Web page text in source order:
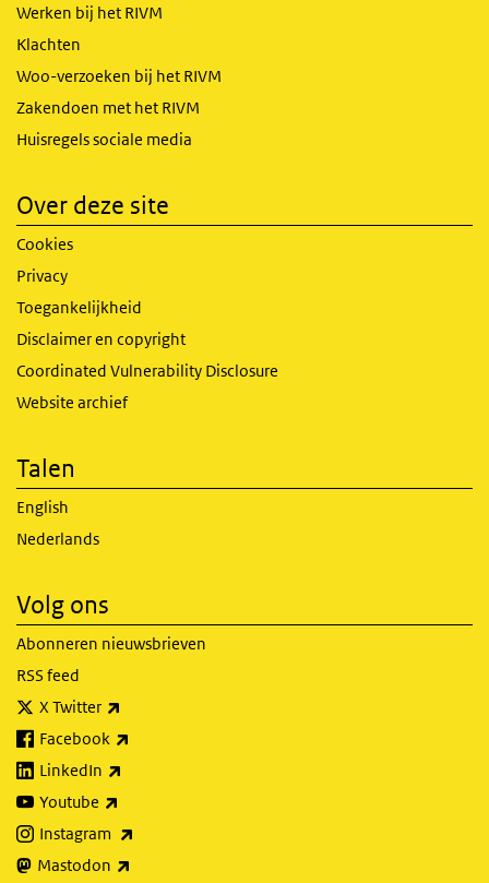
Werken bij het RIVM
Klachten
Woo-verzoeken bij het RIVM
Zakendoen met het RIVM
Huisregels sociale media
Over deze site
Cookies
Privacy
Toegankelijkheid
Disclaimer en copyright
Coordinated Vulnerability Disclosure
Website archief
Talen
English
Nederlands
Volg ons
Abonneren nieuwsbrieven
RSS feed
X Twitter
Facebook
LinkedIn
Youtube
Instagram
Mastodon